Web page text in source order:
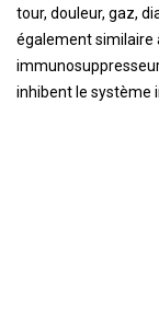
tour, douleur, gaz,
également similaire
inhibent le système